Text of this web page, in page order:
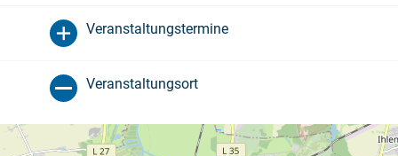
Veranstaltungstermine
Veranstaltungsort